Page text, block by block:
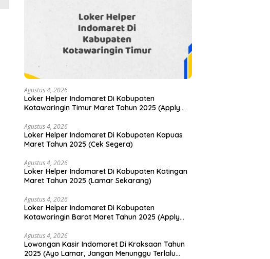
Agustus 4, 2026
Loker Helper Indomaret Di Kabupaten
Kotawaringin Timur Maret Tahun 2025 (Apply
Agustus 4, 2026
Loker Helper Indomaret Di Kabupaten Kapuas
Maret Tahun 2025 (Cek Segera)
Agustus 4, 2026
Loker Helper Indomaret Di Kabupaten Katingan
Maret Tahun 2025 (Lamar Sekarang)
Agustus 4, 2026
Loker Helper Indomaret Di Kabupaten
Kotawaringin Barat Maret Tahun 2025 (Apply
Agustus 4, 2026
Lowongan Kasir Indomaret Di Kraksaan Tahun
2025 (Ayo Lamar, Jangan Menunggu Terlalu